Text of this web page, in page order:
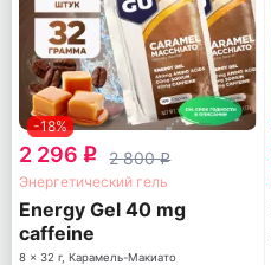
-18%
2 296 q 2 800q
Энергетический гель
Energy Gel 40 mg
caffeine
8 x 32 г, Карамель-Макиато